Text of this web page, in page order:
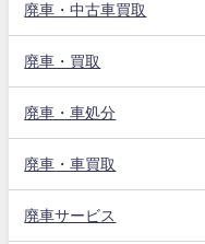
廃車・中古車買取
廃車・買取
廃車・車処分
廃車・車買取
廃車サービス